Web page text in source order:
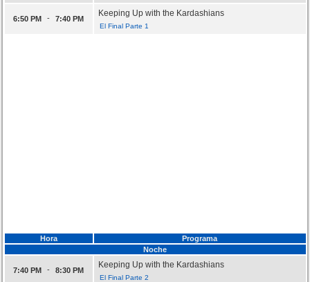
6:50 PM - 7:40 PM
Keeping Up with the Kardashians
El Final Parte 1
Hora
Programa
Noche
7:40 PM - 8:30 PM
Keeping Up with the Kardashians
El Final Parte 2